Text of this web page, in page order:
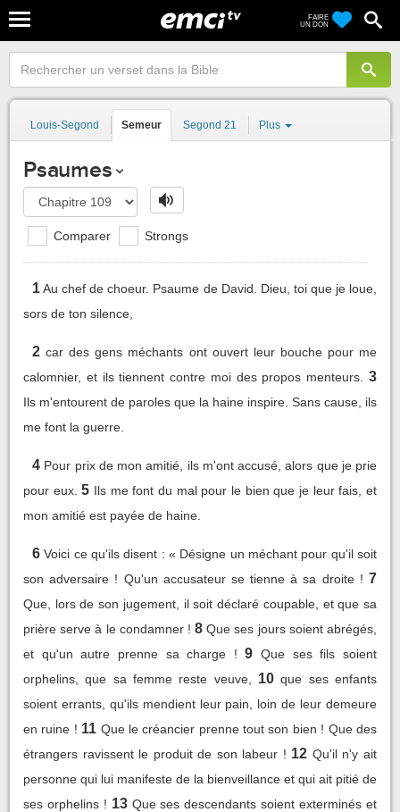
FAIRE
UN DON
Louis-Segond Semeur Segond 21 Plus
Psaumes
Comparer Strongs
1Au chef de choeur. Psaume de David. Dieu, toi que je loue,
sors de ton silence,
2 car des gens méchants ont ouvert leur bouche pour me
calomnier, et ils tiennent contre moi des propos menteurs.
3
Ils m'entourent de paroles que la haine inspire. Sans cause, ils
me font la guerre.
4 Pour prix de mon amitié, ils m'ont accusé, alors que je prie
pour eux. 5 Ils me font du mal pour le bien que je leur fais, et
mon amitié est payée de haine.
6 Voici ce qu'ils disent : « Désigne un méchant pour qu'il soit
son adversaire ! Qu'un accusateur se tienne à sa droite ! 7
Que, lors de son jugement, il soit déclaré coupable, et que sa
prière serve à le condamner ! 8 Que ses jours soient abrégés,
et qu'un autre prenne sa charge ! 9 Que ses fils soient
orphelins, que sa femme reste veuve,
10 que ses enfants
soient errants, qu'ils mendient leur pain, loin de leur demeure
en ruine ! 11 Que le créancier prenne tout son bien ! Que des
étrangers ravissent le produit de son labeur ! 12 Qu'il n'y ait
personne qui lui manifeste de la bienveillance et qui ait pitié de
ses orphelins ! 13 Que ses descendants soient exterminés et